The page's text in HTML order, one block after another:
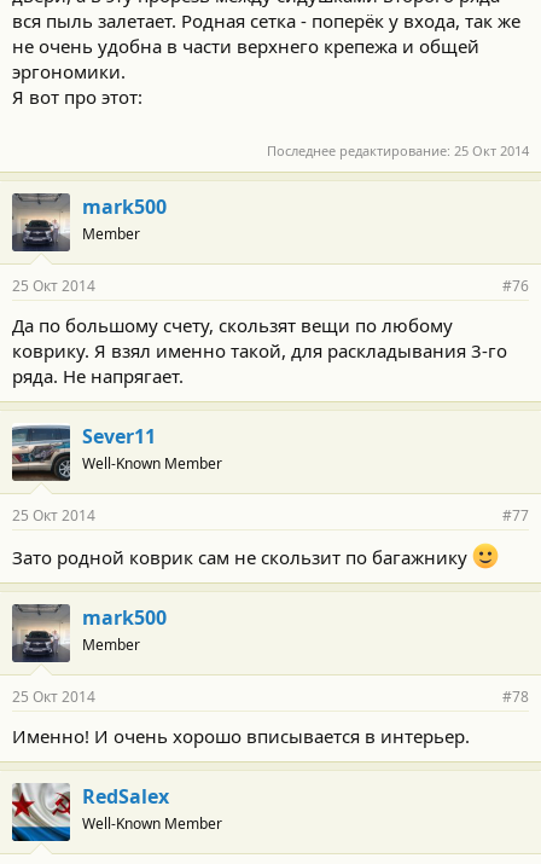
вся пыль залетает. Родная сетка - поперёк у входа, так же
не очень удобна в части верхнего крепежа и общей
эргономики.
Я вот про этот:
Последнее редактирование: 25 Окт 2014
mark500
Member
25 Окт 2014 #76
Да по большому счету, скользят вещи по любому
коврику. Я взял именно такой, для раскладывания 3-го
ряда. Не напрягает.
Sever11
Well-Known Member
25 Окт 2014 #77
Зато родной коврик сам не скользит по багажнику
mark500
Member
25 Окт 2014 #78
Именно! И очень хорошо вписывается в интерьер.
RedSalex
Well-Known Member